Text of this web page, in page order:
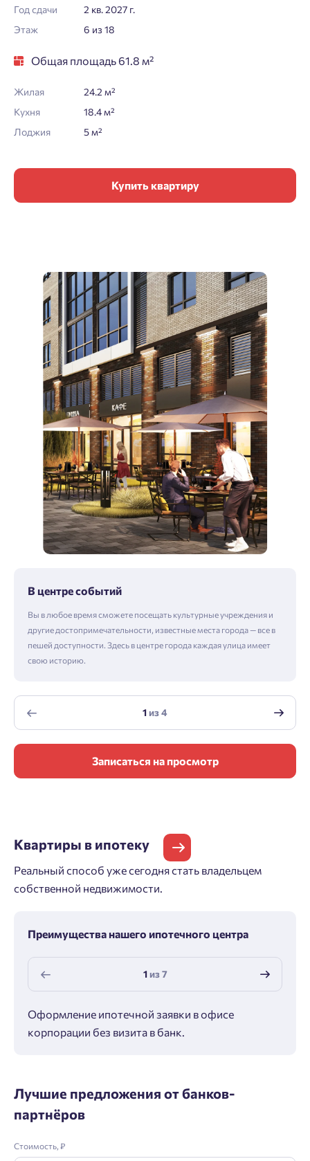
Год сдачи
2 кв. 2027 г.
Этаж
6 из 18
Общая площадь 61.8 м²
Жилая
24.2 м²
Кухня
18.4 м²
Лоджия
5 м²
Купить квартиру
В центре событий
Вы в любое время сможете посещать культурные учреждения и
другие достопримечательности, известные места города — все в
пешей доступности. Здесь в центре города каждая улица имеет
свою историю.
1из4
Записаться на просмотр
Квартиры в ипотеку
Реальный способ уже сегодня стать владельцем
собственной недвижимости.
Преимущества нашего ипотечного центра
1из7
Оформление ипотечной заявки в офисе
корпорации без визита в банк.
Лучшие предложения от банков-
партнёров
Стоимость, ₽